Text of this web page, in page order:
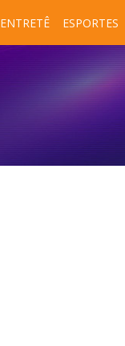
ENTRETÊ ESPORTES